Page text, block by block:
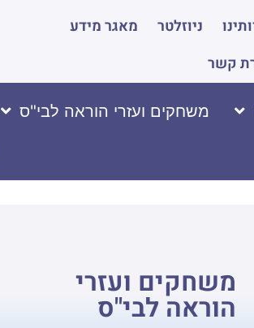
ניוזלטר
מאגר מידע
קשר
משחקים ועזרי הוראה לבי"ס
משחקים ועזרי
הוראה לבי"ס